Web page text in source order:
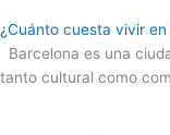
¿Cuánto cuesta vivir
Barcelona es una
tanto cultural como